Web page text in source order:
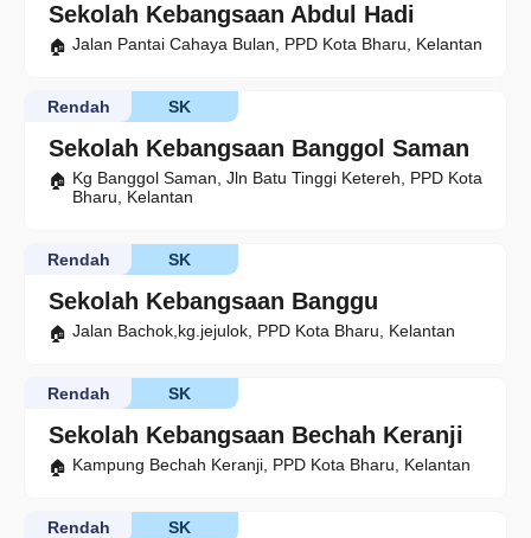
Sekolah Kebangsaan Abdul Hadi
Jalan Pantai Cahaya Bulan, PPD Kota Bharu, Kelantan
Sekolah Kebangsaan Banggol Saman
SK
Rendah
Kg Banggol Saman, Jln Batu Tinggi Ketereh, PPD Kota
Bharu, Kelantan
Sekolah Kebangsaan Banggu
SK
Rendah
Jalan Bachok,kg.jejulok, PPD Kota Bharu, Kelantan
Sekolah Kebangsaan Bechah Keranji
SK
Rendah
Kampung Bechah Keranji, PPD Kota Bharu, Kelantan
SK
Rendah